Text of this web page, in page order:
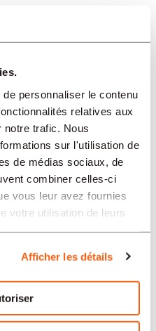
personnaliser le contenu
relatives aux
notre trafic. Nous
sur l'utilisation de
de médias sociaux, de
combiner celles-ci
vous leur avez fournies
votre utilisation de leurs
Afficher les détails
une mission
clients, nous
à